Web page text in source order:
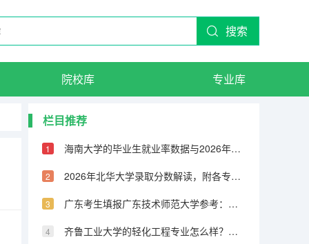
搜索
院校库 专业库
栏目推荐
海南大学的毕业生就业率数据与2026年投档线分析
2026年北华大学录取分数解读，附各专业就业情况
广东考生填报广东技术师范大学参考：位次、专业与生活费
齐鲁工业大学的轻化工程专业怎么样？分数线与就业前景梳理